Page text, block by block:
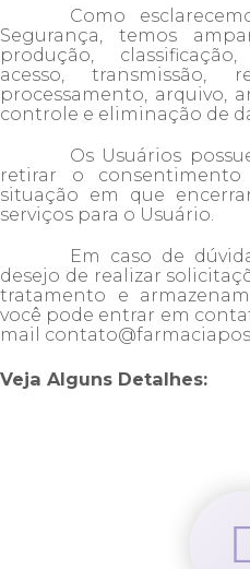
Como
Segurança, temos
produção,
acesso, transmissão,
processamento, arquivo,
controle e eliminação de
Os Usuários
retirar o consentimento
situação em que
serviços para o Usuário.
Em caso de
desejo de realizar
tratamento e
você pode entrar em
mail
Veja Alguns Detalhes: